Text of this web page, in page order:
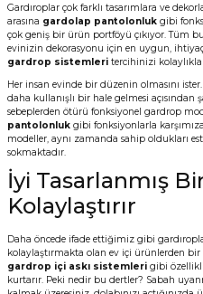
Gardıroplar çok farklı tasarımlara ve
arasına gardolap pantolonluk gibi
çok geniş bir ürün portföyü çıkıyor. Tüm
evinizin dekorasyonu için en uygun,
gardrop sistemleri tercihinizi
Her insan evinde bir düzenin olmasını
daha kullanışlı bir hale gelmesi
sebeplerden ötürü fonksiyonel gardrop
pantolonluk gibi fonksiyonlarla
modeller, aynı zamanda sahip oldukları
sokmaktadır.
İyi Tasarlanmış
Kolaylaştırır
Daha öncede ifade ettiğimiz gibi
kolaylaştırmakta olan ev içi ürünlerden bir
gardrop içi askı sistemleri gibi
kurtarır. Peki nedir bu dertler? Sabah